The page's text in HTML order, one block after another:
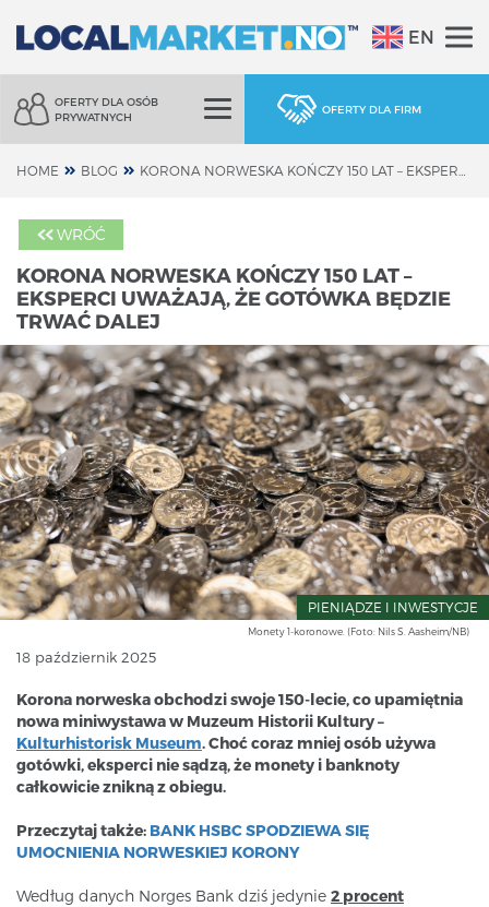
EN
OFERTY DLA OSÓB
PRYWATNYCH
OFERTY DLA FIRM
HOME BLOG
WRÓĆ
KORONA NORWESKA KOŃCZY 150 LAT –
EKSPERCI UWAŻAJĄ, ŻE GOTÓWKA BĘDZIE
TRWAĆ DALEJ
PIENIĄDZE I INWESTYCJE
Monety 1-koronowe. (Foto: Nils S. Aasheim/NB)
18 październik 2025
Korona norweska obchodzi swoje 150-lecie, co upamiętnia
nowa miniwystawa w Muzeum Historii Kultury –
Kulturhistorisk Museum. Choć coraz mniej osób używa
gotówki, eksperci nie sądzą, że monety i banknoty
całkowicie znikną z obiegu.
Przeczytaj także: BANK HSBC SPODZIEWA SIĘ
UMOCNIENIA NORWESKIEJ KORONY
Według danych Norges Bank dziś jedynie 2 procent